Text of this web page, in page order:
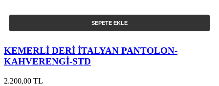
SEPETE EKLE
KEMERLİ DERİ İTALYAN PANTOLON-
KAHVERENGİ-STD
2.200,00 TL